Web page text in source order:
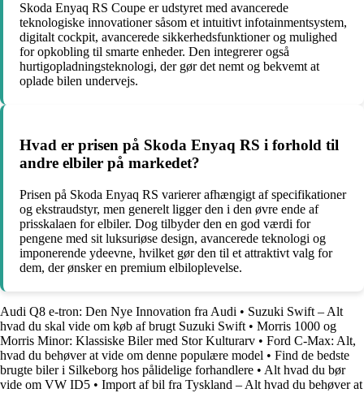
Skoda Enyaq RS Coupe er udstyret med avancerede
teknologiske innovationer såsom et intuitivt infotainmentsystem,
digitalt cockpit, avancerede sikkerhedsfunktioner og mulighed
for opkobling til smarte enheder. Den integrerer også
hurtigopladningsteknologi, der gør det nemt og bekvemt at
oplade bilen undervejs.
Hvad er prisen på Skoda Enyaq RS i forhold til
andre elbiler på markedet?
Prisen på Skoda Enyaq RS varierer afhængigt af specifikationer
og ekstraudstyr, men generelt ligger den i den øvre ende af
prisskalaen for elbiler. Dog tilbyder den en god værdi for
pengene med sit luksuriøse design, avancerede teknologi og
imponerende ydeevne, hvilket gør den til et attraktivt valg for
dem, der ønsker en premium elbiloplevelse.
Audi Q8 e-tron: Den Nye Innovation fra Audi • Suzuki Swift – Alt
hvad du skal vide om køb af brugt Suzuki Swift • Morris 1000 og
Morris Minor: Klassiske Biler med Stor Kulturarv • Ford C-Max: Alt,
hvad du behøver at vide om denne populære model • Find de bedste
brugte biler i Silkeborg hos pålidelige forhandlere • Alt hvad du bør
vide om VW ID5 • Import af bil fra Tyskland – Alt hvad du behøver at